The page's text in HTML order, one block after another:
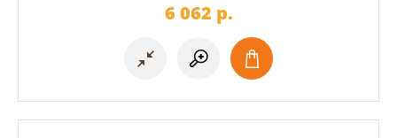
6 062 p.